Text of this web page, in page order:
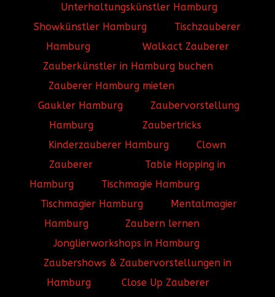
Unterhaltungskünstler Hamburg
Showkünstler Hamburg
Tischzauberer
Hamburg
Walkact Zauberer
Zauberkünstler in Hamburg buchen
Zauberer Hamburg mieten
Gaukler Hamburg
Zaubervorstellung
Hamburg
Zaubertricks
Kinderzauberer Hamburg
Clown
Zauberer
Table Hopping in
Hamburg
Tischmagie Hamburg
Tischmagier Hamburg
Mentalmagier
Hamburg
Zaubern lernen
Jonglierworkshops in Hamburg
Zaubershows & Zaubervorstellungen in
Hamburg
Close Up Zauberer